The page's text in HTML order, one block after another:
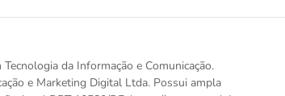
da Informação e Comunicação.
e Marketing Digital Ltda. Possui ampla